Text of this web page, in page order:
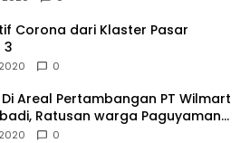
Corona dari Klaster Pasar
3
0
Di Areal Pertambangan PT Wilmart
Ratusan warga Paguyaman
Hal Ini
0